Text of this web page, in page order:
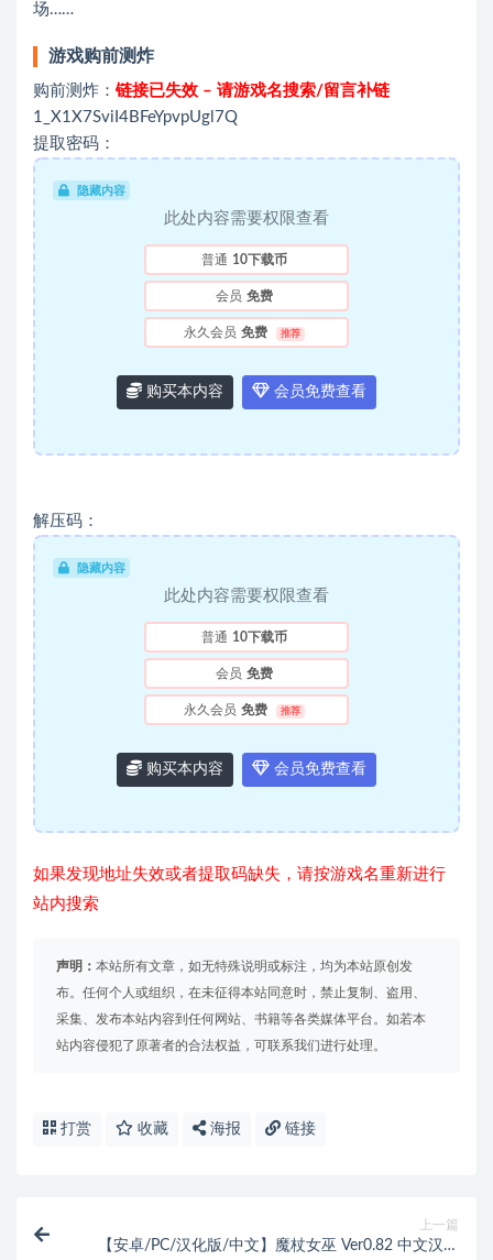
场……
游戏购前测炸
购前测炸： 链接已失效 – 请游戏名搜索/留言补链
1_X1X7SviI4BFeYpvpUgl7Q
提取密码：
隐藏内容
此处内容需要权限查看
普通 10下载币
会员 免费
永久会员 免费 推荐
购买本内容 会员免费查看
解压码：
隐藏内容
此处内容需要权限查看
普通 10下载币
会员 免费
永久会员 免费 推荐
购买本内容 会员免费查看
如果发现地址失效或者提取码缺失，请按游戏名重新进行
站内搜索
声明： 本站所有文章，如无特殊说明或标注，均为本站原创发
布。任何个人或组织，在未征得本站同意时，禁止复制、盗用、
采集、发布本站内容到任何网站、书籍等各类媒体平台。如若本
站内容侵犯了原著者的合法权益，可联系我们进行处理。
打赏 收藏 海报 链接
上一篇
【安卓/PC/汉化版/中文】魔杖女巫 Ver0.82 中文汉化